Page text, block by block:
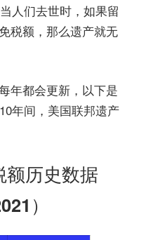
人们去世时，如果留
税额 ，那么遗产就无
年都会更新，以下是
年间，美国联邦遗产
额历史数据
）